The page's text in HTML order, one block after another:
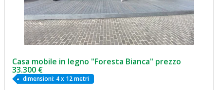
Casa mobile in legno "Foresta Bianca" prezzo
33.300 €
dimensioni: 4 x 12 metri